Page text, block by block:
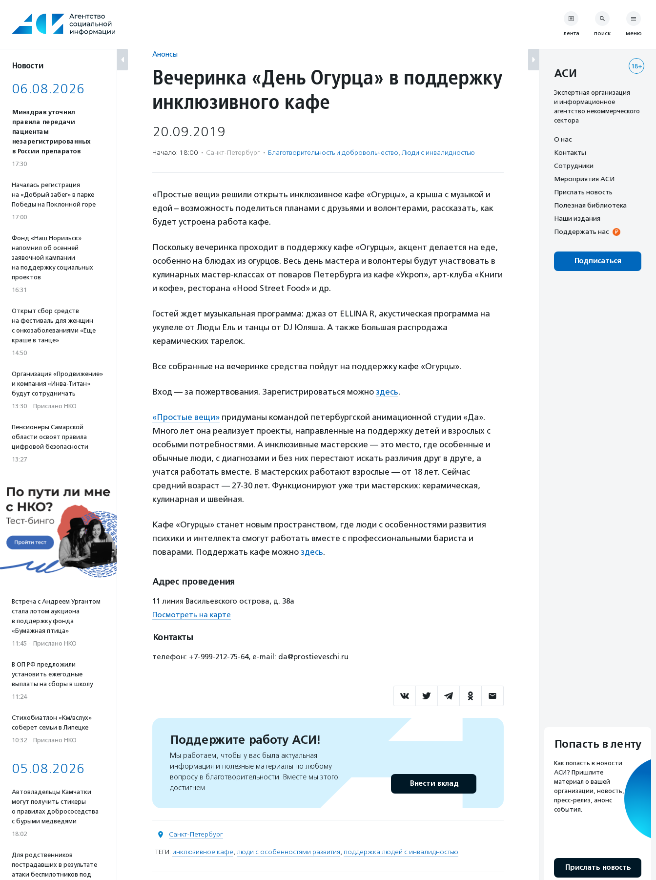
содержанию
Новости
06.08.2026
Минздрав уточнил
правила передачи
пациентам
незарегистрированных
в России препаратов
17:30
Началась регистрация
на «Добрый забег» в парке
Победы на Поклонной горе
17:00
Фонд «Наш Норильск»
напомнил об осенней
заявочной кампании
на поддержку социальных
проектов
16:31
Открыт сбор средств
на фестиваль для женщин
с онкозаболеваниями «Еще
краше в танце»
14:50
Организация «Продвижение»
и компания «Инва-Титан»
будут сотрудничать
13:30 · Прислано НКО
Пенсионеры Самарской
области освоят правила
цифровой безопасности
13:27
Встреча с Андреем Ургантом
стала лотом аукциона
в поддержку фонда
«Бумажная птица»
11:45 · Прислано НКО
В ОП РФ предложили
установить ежегодные
выплаты на сборы в школу
11:24
Стихобиатлон «Км/вслух»
соберет семьи в Липецке
10:32 · Прислано НКО
05.08.2026
Автовладельцы Камчатки
могут получить стикеры
о правилах добрососедства
с бурыми медведями
18:02
Для родственников
пострадавших в результате
атаки беспилотников под
Анонсы
Вечеринка «День Огурца» в поддержку
инклюзивного кафе
20.09.2019
Начало: 18:00 · Санкт-Петербург · Благотвори­тель­ность и доброволь­чест­во, Люди с инвалидностью
«Простые вещи» решили открыть инклюзивное кафе «Огурцы», а крыша с музыкой и
едой – возможность поделиться планами с друзьями и волонтерами, рассказать, как
будет устроена работа кафе.
Поскольку вечеринка проходит в поддержку кафе «Огурцы», акцент делается на еде,
особенно на блюдах из огурцов. Весь день мастера и волонтеры будут участвовать в
кулинарных мастер-классах от поваров Петербурга из кафе «Укроп», арт-клуба «Книги
и кофе», ресторана «Hood Street Food» и др.
Гостей ждет музыкальная программа: джаз от ELLINA R, акустическая программа на
укулеле от Люды Ель и танцы от DJ Юляша. А также большая распродажа
керамических тарелок.
Все собранные на вечеринке средства пойдут на поддержку кафе «Огурцы».
Вход — за пожертвования. Зарегистрироваться можно здесь.
«Простые вещи» придуманы командой петербургской анимационной студии «Да».
Много лет она реализует проекты, направленные на поддержку детей и взрослых с
особыми потребностями. А инклюзивные мастерские — это место, где особенные и
обычные люди, с диагнозами и без них перестают искать различия друг в друге, а
учатся работать вместе. В мастерских работают взрослые — от 18 лет. Сейчас
средний возраст — 27-30 лет. Функционируют уже три мастерских: керамическая,
кулинарная и швейная.
Кафе «Огурцы» станет новым пространством, где люди с особенностями развития
психики и интеллекта смогут работать вместе с профессиональными бариста и
поварами. Поддержать кафе можно здесь.
Адрес проведения
11 линия Васильевского острова, д. 38а
Посмотреть на карте
Контакты
телефон: +7-999-212-75-64, e-mail: da@prostieveschi.ru
Поддержите работу АСИ!
Мы работаем, чтобы у вас была актуальная
информация и полезные материалы по любому
вопросу в благотворительности. Вместе мы этого
достигнем
Внести вклад
Санкт-Петербург
ТЕГИ: инклюзивное кафе, люди с особенностями развития, поддержка людей с инвалидностью
лента поиск меню
18+
АСИ
Экспертная организация
и информационное
агентство некоммерческого
сектора
О нас
Контакты
Сотрудники
Мероприятия АСИ
Прислать новость
Полезная библиотека
Наши издания
Поддержать нас
Подписаться
Попасть в ленту
Как попасть в новости
АСИ? Пришлите
материал о вашей
организации, новость,
пресс-релиз, анонс
события.
Прислать новость